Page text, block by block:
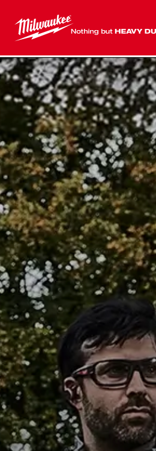
PRODOTTI IN